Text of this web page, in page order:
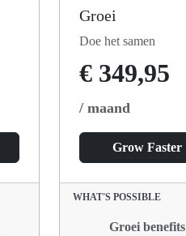
Groei
Doe het samen
€ 349,95
/ maand
Grow Faster
WHAT'S POSSIBLE
Groei benefits